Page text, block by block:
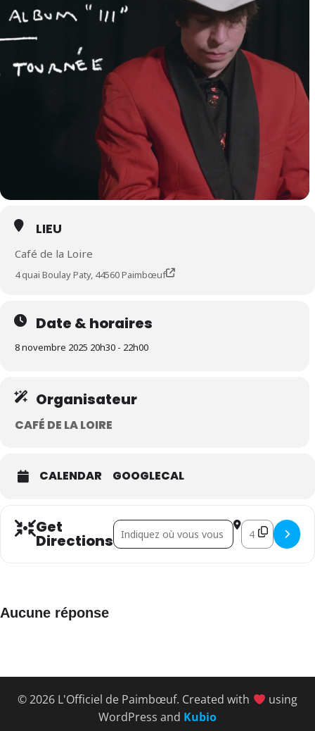
LIEU
Café de la Loire
4 quai Boulay Paty, 44560 Paimbœuf
Date & horaires
8 novembre 2025 20h30 - 22h00
Organisateur
CAFÉ DE LA LOIRE
CALENDAR GOOGLECAL
Get
Directions
Address - Primevère [] Destination
Aucune réponse
© 2026 L'Officiel de Paimbœuf. Created with
using
WordPress and Kubio